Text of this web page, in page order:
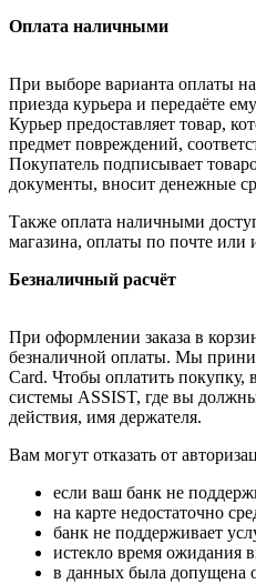
Оплата наличными
При выборе варианта оплаты
приезда курьера и передаёте
Курьер предоставляет товар,
предмет повреждений,
Покупатель подписывает
документы, вносит денежные
Также оплата наличными
магазина, оплаты по почте или
Безналичный расчёт
При оформлении заказа в
безналичной оплаты. Мы
Card. Чтобы оплатить покупку,
системы ASSIST, где вы
действия, имя держателя.
Вам могут отказать от
если ваш банк не
на карте недостаточно
банк не поддерживает
истекло время ожидания
в данных была допущена